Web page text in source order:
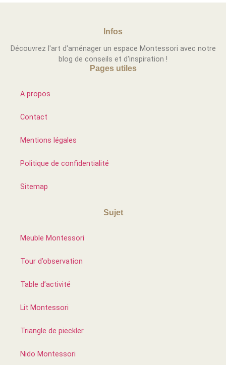
Infos
Découvrez l'art d'aménager un espace Montessori avec notre
blog de conseils et d'inspiration !
Pages utiles
A propos
Contact
Mentions légales
Politique de confidentialité
Sitemap
Sujet
Meuble Montessori
Tour d’observation
Table d’activité
Lit Montessori
Triangle de pieckler
Nido Montessori